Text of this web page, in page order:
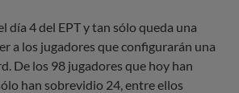
día 4 del EPT y tan sólo queda una
a los jugadores que configurarán una
De los 98 jugadores que hoy han
han sobrevidio 24, entre ellos